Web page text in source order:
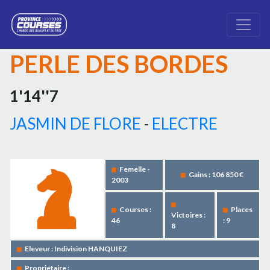
PERLE DES BORDES
1'14''7
JASMIN DE FLORE - ELECTRE
Femelle -
2003
Gains : 106 850 €
Courses :
46
Victoires :
8
Places
: 9
Eleveur : Indivision HANQUIEZ
Propriétaire :